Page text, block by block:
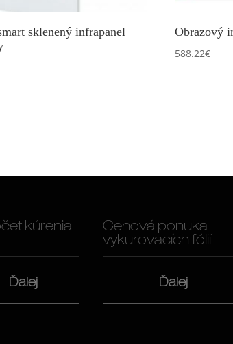
sklenený infrapanel
Obrazový
588.22€
kúrenia
Ďalej
Cenová ponuka
vykurovacích fólií
Ďalej